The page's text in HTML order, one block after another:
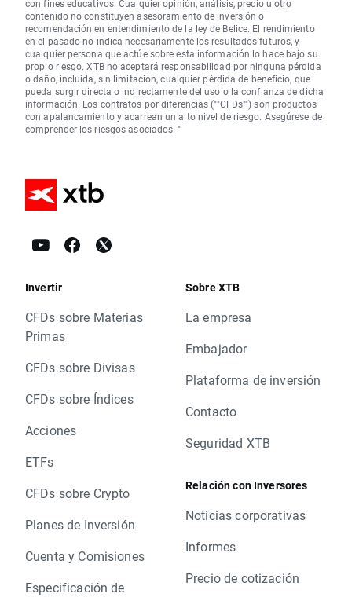
con fines educativos. Cualquier opinión, análisis, precio u otro
contenido no constituyen asesoramiento de inversión o
recomendación en entendimiento de la ley de Belice. El rendimiento
en el pasado no indica necesariamente los resultados futuros, y
cualquier persona que actúe sobre esta información lo hace bajo su
propio riesgo. XTB no aceptará responsabilidad por ninguna pérdida
o daño, incluida, sin limitación, cualquier pérdida de beneficio, que
pueda surgir directa o indirectamente del uso o la confianza de dicha
información. Los contratos por diferencias (""CFDs"") son productos
con apalancamiento y acarrean un alto nivel de riesgo. Asegúrese de
comprender los riesgos asociados. "
Invertir
CFDs sobre Materias
Primas
CFDs sobre Divisas
CFDs sobre Índices
Acciones
ETFs
CFDs sobre Crypto
Planes de Inversión
Cuenta y Comisiones
Especificación de
Sobre XTB
La empresa
Embajador
Plataforma de inversión
Contacto
Seguridad XTB
Relación con Inversores
Noticias corporativas
Informes
Precio de cotización